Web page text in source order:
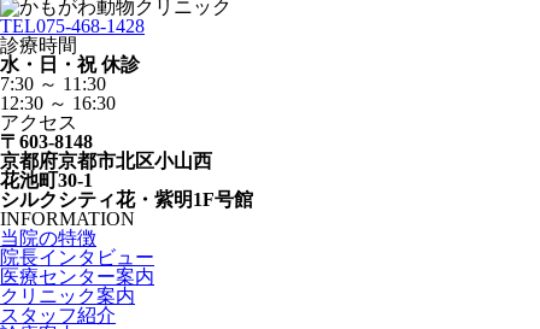
TEL075-468-1428
診療時間
水・日・祝 休診
7:30 ～ 11:30
12:30 ～ 16:30
アクセス
〒603-8148
京都府京都市北区小山西
花池町30-1
シルクシティ花・紫明1F号館
INFORMATION
当院の特徴
院長インタビュー
医療センター案内
クリニック案内
スタッフ紹介